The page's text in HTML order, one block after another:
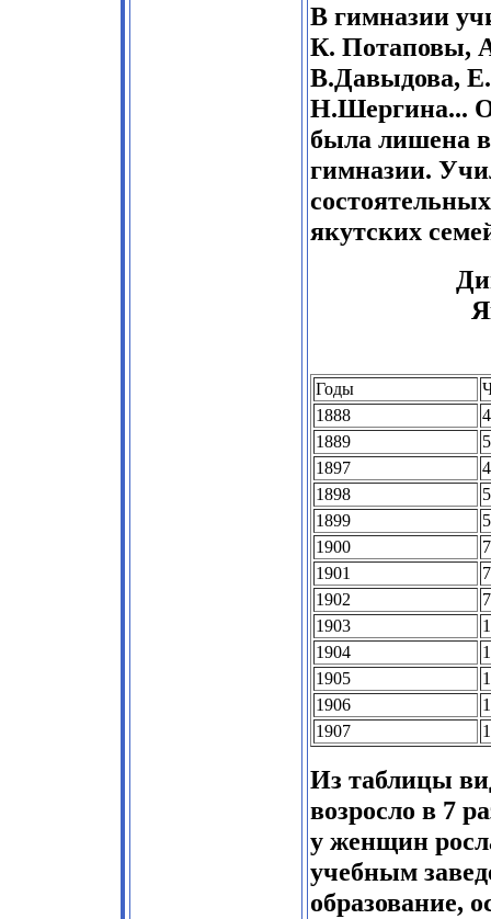
В гимназии
К. Потаповы,
В.Давыдова,
Н.Шергина...
была лишена
гимназии.
якутских
Годы
1888
1889
1897
1898
1899
1900
1901
1902
1903
1904
1905
1906
1907
Из таблицы
возросло в 7
у женщин
учебным
образование,